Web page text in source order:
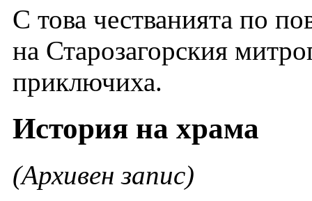
С това честванията по
на Старозагорския
приключиха.
История на храма
(Архивен запис)